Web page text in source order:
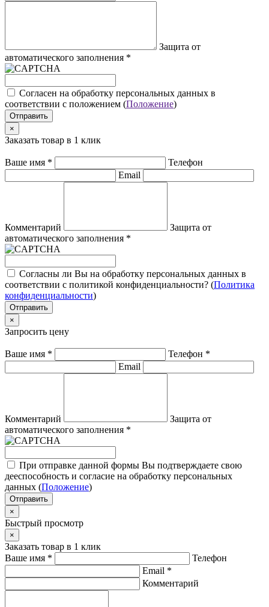
Защита от
автоматического заполнения *
Cогласен на обработку персональных данных в
соответствии с положением (Положение)
Отправить
×
Заказать товар в 1 клик
Ваше имя *
Телефон
Email
Комментарий
Защита от
автоматического заполнения *
Согласны ли Вы на обработку персональных данных в
соответствии с политикой конфиденциальности? (Политика
конфиденциальности)
Отправить
×
Запросить цену
Ваше имя * Телефон *
Email
Комментарий
Защита от
автоматического заполнения *
При отправке данной формы Вы подтверждаете свою
дееспособность и согласие на обработку персональных
данных (Положение)
Отправить
×
Быстрый просмотр
×
Заказать товар в 1 клик
Ваше имя *
Телефон
Email *
Комментарий